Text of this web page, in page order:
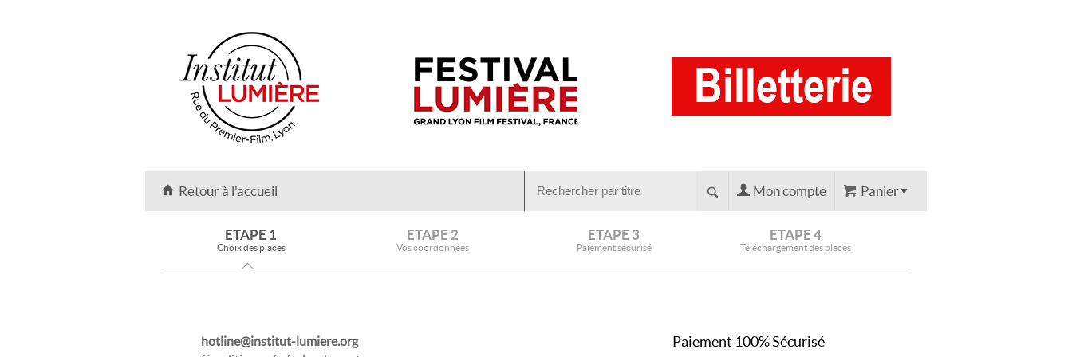
Retour à l'accueil Panier
Mon compte
ETAPE 1
Choix des places
ETAPE 2
Vos coordonnées
ETAPE 3
Paiement sécurisé
ETAPE 4
Téléchargement des places
hotline@institut-lumiere.org
Paiement 100% Sécurisé